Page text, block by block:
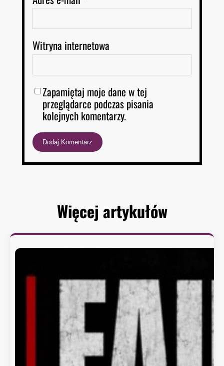
Witryna internetowa
Zapamiętaj moje dane w tej
przeglądarce podczas pisania
kolejnych komentarzy.
Więcej artykułów